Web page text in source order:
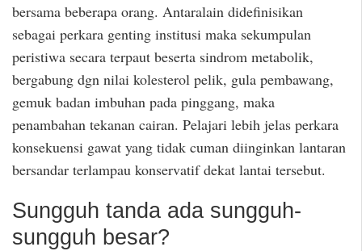
bersama beberapa orang. Antaralain didefinisikan
sebagai perkara genting institusi maka sekumpulan
peristiwa secara terpaut beserta sindrom metabolik,
bergabung dgn nilai kolesterol pelik, gula pembawang,
gemuk badan imbuhan pada pinggang, maka
penambahan tekanan cairan. Pelajari lebih jelas perkara
konsekuensi gawat yang tidak cuman diinginkan lantaran
bersandar terlampau konservatif dekat lantai tersebut.
Sungguh tanda ada sungguh-
sungguh besar?